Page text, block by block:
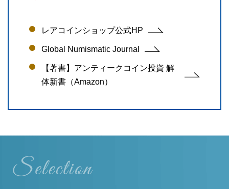
レアコインショップ公式HP
Global Numismatic Journal
【著書】アンティークコイン投資 解
体新書（Amazon）